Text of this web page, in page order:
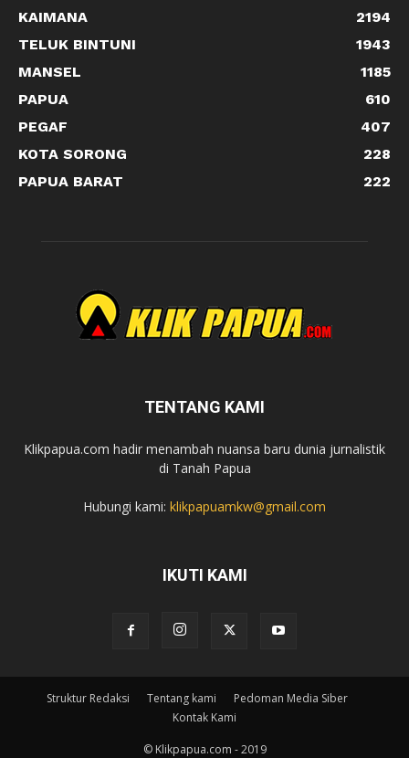
KAIMANA
2194
TELUK BINTUNI
1943
MANSEL
1185
PAPUA
610
PEGAF
407
KOTA SORONG
228
PAPUA BARAT
222
TENTANG KAMI
Klikpapua.com hadir menambah nuansa baru dunia jurnalistik
di Tanah Papua
Hubungi kami: klikpapuamkw@gmail.com
IKUTI KAMI
Struktur Redaksi Tentang kami
Pedoman Media Siber
Kontak Kami
© Klikpapua.com - 2019